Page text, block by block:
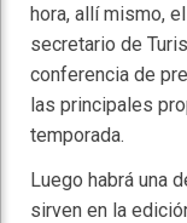
hora, allí mismo,
secretario de
conferencia de
las principales
temporada.
Luego habrá una
sirven en la